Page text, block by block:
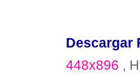
Descargar
448x896 ,